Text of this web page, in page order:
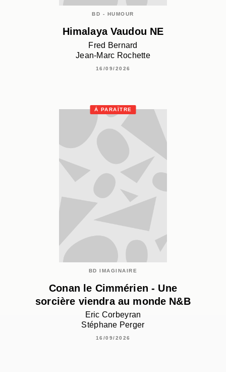
BD - HUMOUR
Himalaya Vaudou NE
Fred Bernard
Jean-Marc Rochette
16/09/2026
À PARAÎTRE
BD IMAGINAIRE
Conan le Cimmérien - Une
sorcière viendra au monde N&B
Eric Corbeyran
Stéphane Perger
16/09/2026